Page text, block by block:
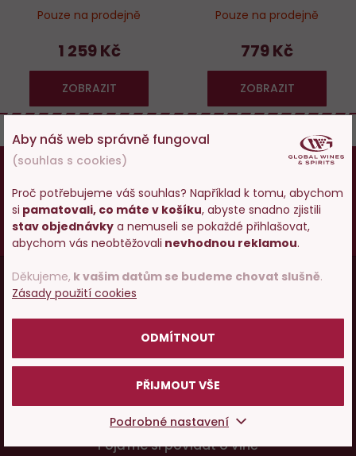
Pouze na prodejně
1 259 Kč
ZOBRAZIT
Pouze na prodejně
779 Kč
ZOBRAZIT
Aby náš web správně fungoval
(souhlas s cookies)
Proč potřebujeme váš souhlas? Například k tomu, abychom
si pamatovali, co máte v košíku, abyste snadno zjistili
stav objednávky a nemuseli se pokaždé přihlašovat,
abychom vás neobtěžovali nevhodnou reklamou.
Děkujeme, k vašim datům se budeme chovat slušně.
Zásady použití cookies
ODMÍTNOUT
PŘIJMOUT VŠE
Podrobné nastavení
18
Osobám mladším 18 let alkohol neprodáváme,
pokud vám ještě nebylo 18 let, prosím zkuste
zatím naše špičkové vody a limonády
Vy staršípijte zodpovědně.
Menu
v
Vše o nákupu
Pojďme si povídat o víně
Vstupujete na stránky
s prodejem alkoholu. Prosím